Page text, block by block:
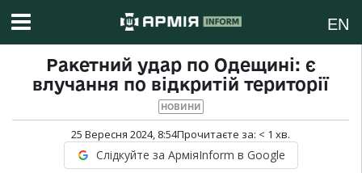
EN
Ракетний удар по Одещині: є
влучання по відкритій території
НОВИНИ
25 Вересня 2024, 8:54Прочитаєте за: < 1 хв.
Слідкуйте за АрміяInform в Google